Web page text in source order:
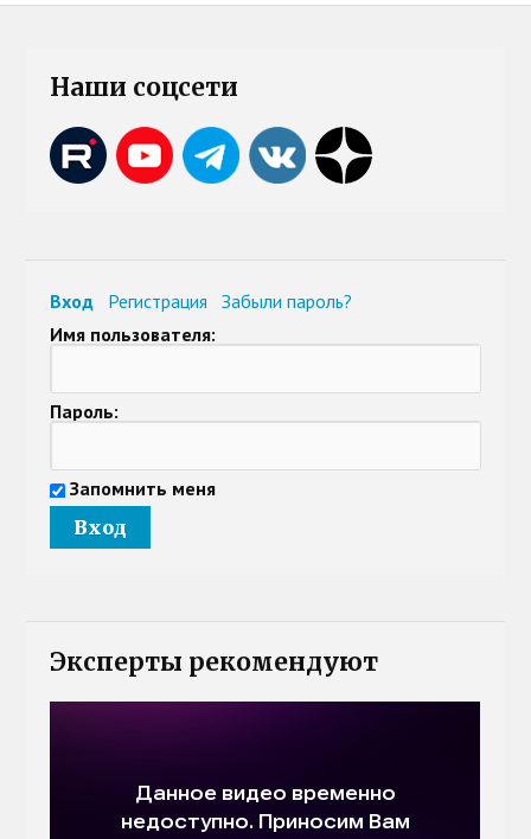
Наши соцсети
Вход Регистрация
Забыли пароль?
Имя пользователя:
Пароль:
Запомнить меня
Эксперты рекомендуют